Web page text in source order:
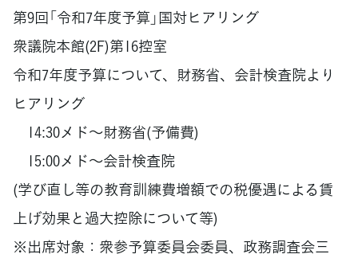
第9回「令和7年度予算」国対ヒアリング
衆議院本館(2F)第16控室
令和7年度予算について、財務省、会計検査院より
ヒアリング
14:30メド～財務省(予備費)
15:00メド～会計検査院
(学び直し等の教育訓練費増額での税優遇による賃
上げ効果と過大控除について等)
※出席対象：衆参予算委員会委員、政務調査会三